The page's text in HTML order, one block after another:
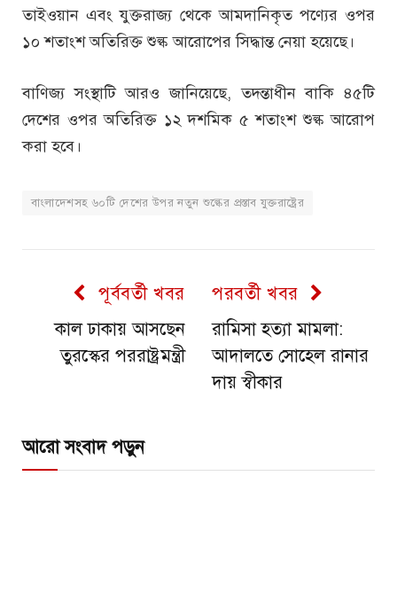
তাইওয়ান এবং যুক্তরাজ্য থেকে আমদানিকৃত পণ্যের ওপর
১০ শতাংশ অতিরিক্ত শুল্ক আরোপের সিদ্ধান্ত নেয়া হয়েছে।
বাণিজ্য সংস্থাটি আরও জানিয়েছে, তদন্তাধীন বাকি ৪৫টি
দেশের ওপর অতিরিক্ত ১২ দশমিক ৫ শতাংশ শুল্ক আরোপ
করা হবে।
বাংলাদেশসহ ৬০টি দেশের উপর নতুন শুল্কের প্রস্তাব যুক্তরাষ্ট্রের
পূর্ববর্তী খবর
কাল ঢাকায় আসছেন
তুরস্কের পররাষ্ট্রমন্ত্রী
পরবর্তী খবর
রামিসা হত্যা মামলা:
আদালতে সোহেল রানার
দায় স্বীকার
আরো সংবাদ পড়ুন